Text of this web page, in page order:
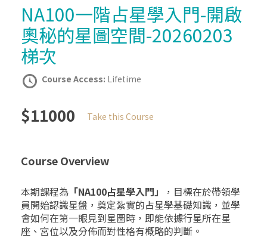
NA100一階占星學入門-開啟
奧秘的星圖空間-20260203
梯次
Course Access: Lifetime
$11000 Take this Course
Course Overview
本期課程為 「NA100占星學入門」
，目標在於帶領學
員開始認識星盤，奠定紮實的占星學基礎知識，並學
會如何在第一眼見到星圖時，即能依據行星所在星
座、宮位以及分佈而對性格有概略的判斷。